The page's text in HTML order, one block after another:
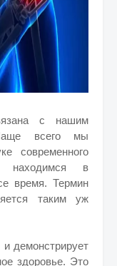
с нашим
всего мы
современного
в
время. Термин
таким уж
демонстрирует
здоровье. Это